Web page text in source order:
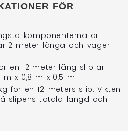
FÖR
komponenterna är
2 meter långa och väger
en 12 meter lång slip är
x 0,8 m x 0,5 m.
för en 12-meters slip. Vikten
slipens totala längd och